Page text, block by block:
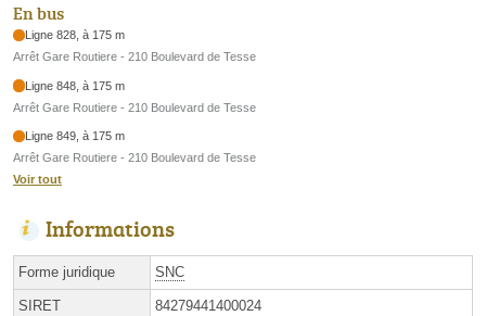
En bus
Ligne 828, à 175 m
Arrêt Gare Routiere - 210 Boulevard de Tesse
Ligne 848, à 175 m
Arrêt Gare Routiere - 210 Boulevard de Tesse
Ligne 849, à 175 m
Arrêt Gare Routiere - 210 Boulevard de Tesse
Voir tout
Informations
Forme juridique SNC
SIRET 84279441400024